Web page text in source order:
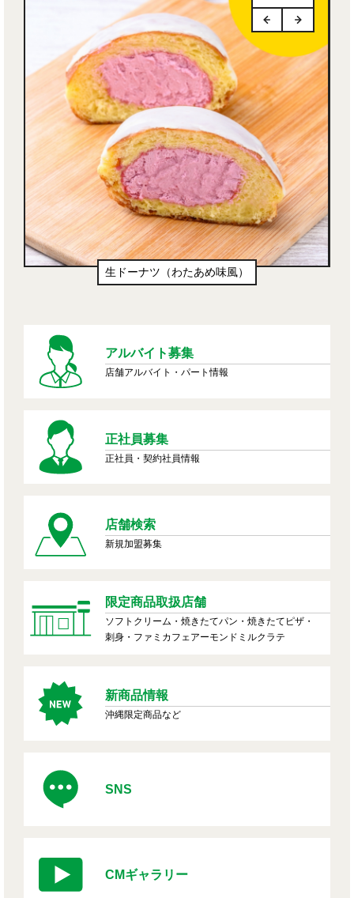
生ドーナツ（わたあめ味風）
アルバイト募集
店舗アルバイト・パート情報
正社員募集
正社員・契約社員情報
店舗検索
新規加盟募集
限定商品取扱店舗
ソフトクリーム・焼きたてパン・焼きたてピザ・
刺身・ファミカフェアーモンドミルクラテ
新商品情報
沖縄限定商品など
SNS
CMギャラリー